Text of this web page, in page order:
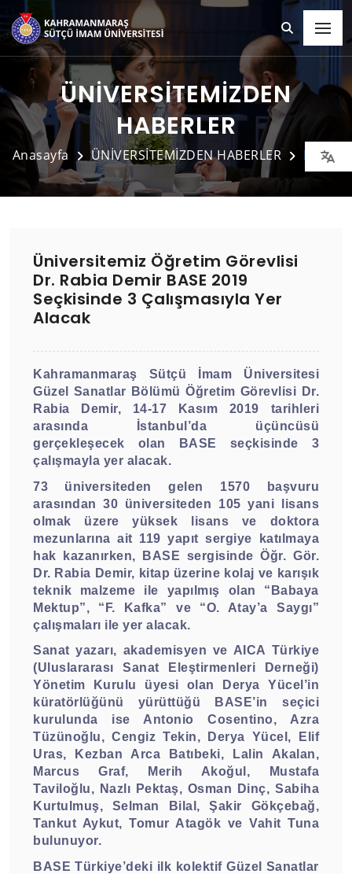
ÜNİVERSİTEMİZDEN
HABERLER
Anasayfa ÜNİVERSİTEMİZDEN HABERLER Detay
Üniversitemiz Öğretim Görevlisi
Dr. Rabia Demir BASE 2019
Seçkisinde 3 Çalışmasıyla Yer
Alacak
Kahramanmaraş Sütçü İmam Üniversitesi
Güzel Sanatlar Bölümü Öğretim Görevlisi Dr.
Rabia Demir, 14-17 Kasım 2019 tarihleri
arasında İstanbul’da üçüncüsü
gerçekleşecek olan BASE seçkisinde 3
çalışmayla yer alacak.
73 üniversiteden gelen 1570 başvuru
arasından 30 üniversiteden 105 yani lisans
olmak üzere yüksek lisans ve doktora
mezunlarına ait 119 yapıt sergiye katılmaya
hak kazanırken, BASE sergisinde Öğr. Gör.
Dr. Rabia Demir, kitap üzerine kolaj ve karışık
teknik malzeme ile yapılmış olan “Babaya
Mektup”, “F. Kafka” ve “O. Atay’a Saygı”
çalışmaları ile yer alacak.
Sanat yazarı, akademisyen ve AICA Türkiye
(Uluslararası Sanat Eleştirmenleri Derneği)
Yönetim Kurulu üyesi olan Derya Yücel’in
küratörlüğünü yürüttüğü BASE’in seçici
kurulunda ise Antonio Cosentino, Azra
Tüzünoğlu, Cengiz Tekin, Derya Yücel, Elif
Uras, Kezban Arca Batıbeki, Lalin Akalan,
Marcus Graf, Merih Akoğul, Mustafa
Taviloğlu, Nazlı Pektaş, Osman Dinç, Sabiha
Kurtulmuş, Selman Bilal, Şakir Gökçebağ,
Tankut Aykut, Tomur Atagök ve Vahit Tuna
bulunuyor.
BASE Türkiye’deki ilk kolektif Güzel Sanatlar